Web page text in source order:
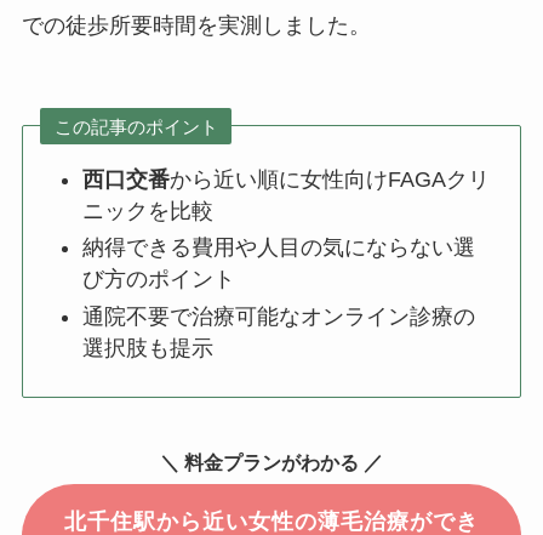
での徒歩所要時間を実測しました。
この記事のポイント
西口交番から近い順に女性向けFAGAクリ
ニックを比較
納得できる費用や人目の気にならない選
び方のポイント
通院不要で治療可能なオンライン診療の
選択肢も提示
＼ 料金プランがわかる ／
北千住駅から近い女性の薄毛治療ができ